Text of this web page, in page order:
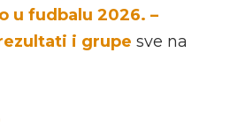
u fudbalu 2026. –
i grupe sve na